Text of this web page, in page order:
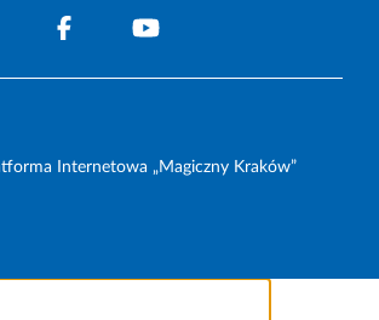
Internetowa „Magiczny Kraków”